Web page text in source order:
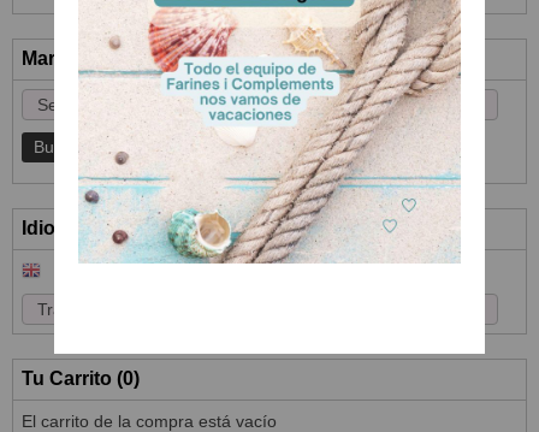
Marcas
Idioma
Tu Carrito (0)
El carrito de la compra está vacío